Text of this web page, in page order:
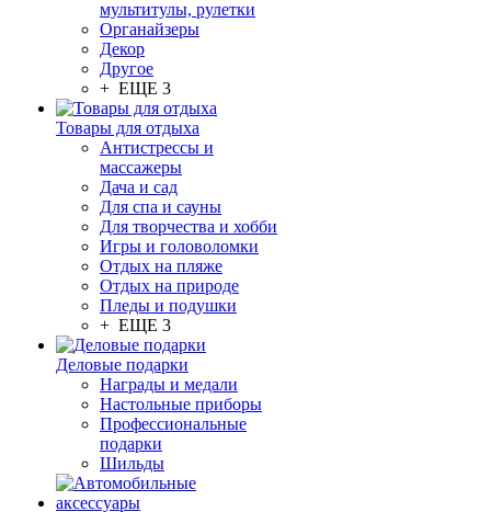
мультитулы, рулетки
Органайзеры
Декор
Другое
+ ЕЩЕ 3
Товары для отдыха
Антистрессы и
массажеры
Дача и сад
Для спа и сауны
Для творчества и хобби
Игры и головоломки
Отдых на пляже
Отдых на природе
Пледы и подушки
+ ЕЩЕ 3
Деловые подарки
Награды и медали
Настольные приборы
Профессиональные
подарки
Шильды